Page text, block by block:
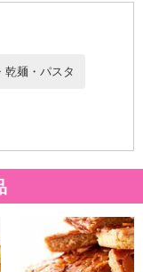
れている幅広の麺
ついたといわれてい
乾麺・パスタ